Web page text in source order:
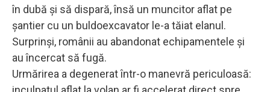
în dubă și să dispară, însă un muncitor aflat pe
șantier cu un buldoexcavator le-a tăiat elanul.
Surprinși, românii au abandonat echipamentele și
au încercat să fugă.
Urmărirea a degenerat într-o manevră periculoasă: